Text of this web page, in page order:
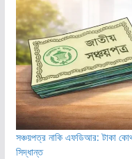
সঞ্চয়পত্র নাকি এফডিআর: টাকা
সিদ্ধান্ত